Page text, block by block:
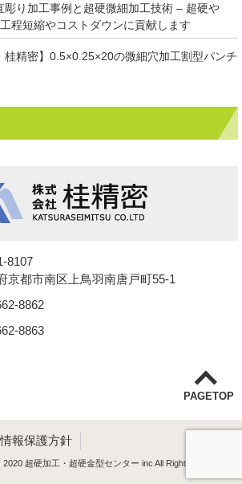
彫り加工事例と超硬微細加工技術 – 超硬や
程短縮やコストダウンに貢献します
桂精密】0.5×0.25×20の微細穴加工割型パンチ
8107
京都市南区上鳥羽南唐戸町55-1
8862
8863
PAGETOP
報保護方針
超硬加工・超硬金型センター inc All Rights Reserved.